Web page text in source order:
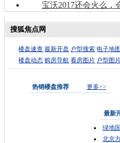
宝沃2017还会火么，
搜狐焦点网
楼盘速查 最新开盘 户型搜索 电子地图
楼盘动态 购房导航 看房图片 户型图
热销楼盘推荐 更多>>
最新
绿地
北京